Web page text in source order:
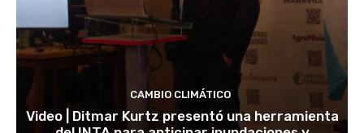
CAMBIO CLIMÁTICO
Video | Ditmar Kurtz presentó una herramienta